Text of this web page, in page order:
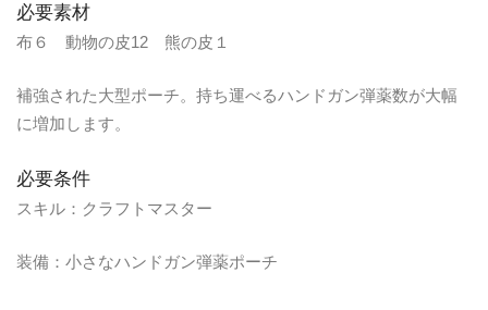
必要素材
布６ 動物の皮12 熊の皮１
補強された大型ポーチ。持ち運べるハンドガン弾薬数が大幅
に増加します。
必要条件
スキル：クラフトマスター
装備：小さなハンドガン弾薬ポーチ